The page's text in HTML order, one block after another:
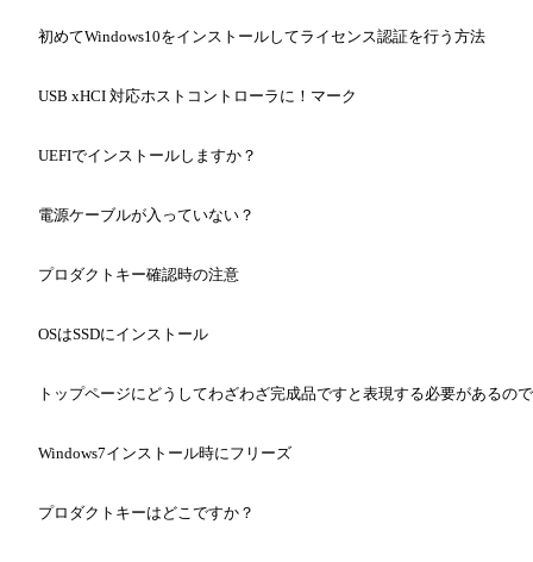
初めてWindows10をインストールしてライセンス認証を行う方法
USB xHCI 対応ホストコントローラに！マーク
UEFIでインストールしますか？
電源ケーブルが入っていない？
プロダクトキー確認時の注意
OSはSSDにインストール
トップページにどうしてわざわざ完成品ですと表現する必要があるの
Windows7インストール時にフリーズ
プロダクトキーはどこですか？